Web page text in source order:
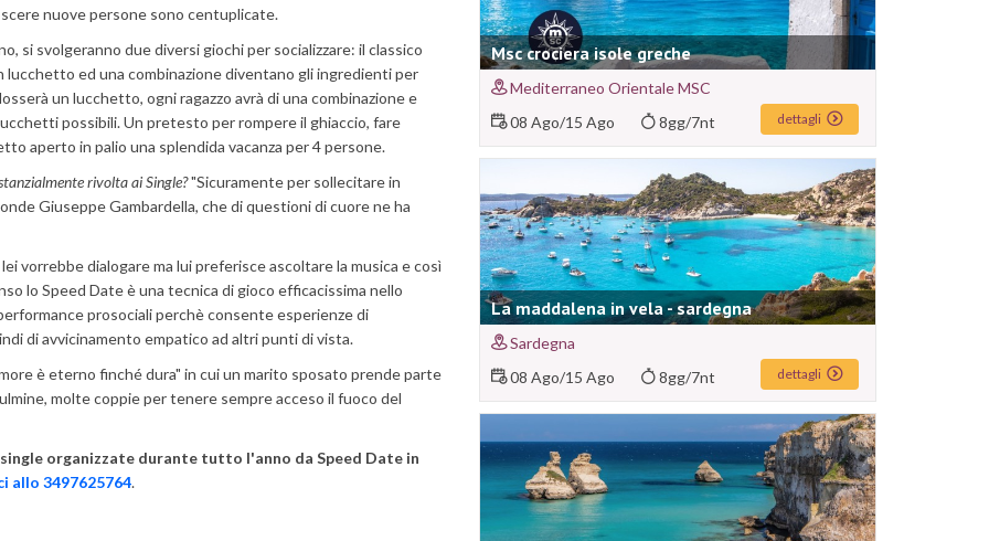
nuove persone sono centuplicate.
si svolgeranno due diversi giochi per socializzare: il classico
lucchetto ed una combinazione diventano gli ingredienti per
un lucchetto, ogni ragazzo avrà di una combinazione e
possibili. Un pretesto per rompere il ghiaccio, fare
aperto in palio una splendida vacanza per 4 persone.
rivolta ai Single?"Sicuramente per sollecitare in
Giuseppe Gambardella, che di questioni di cuore ne ha
vorrebbe dialogare ma lui preferisce ascoltare la musica e così
lo Speed Date è una tecnica di gioco efficacissima nello
prosociali perchè consente esperienze di
di avvicinamento empatico ad altri punti di vista.
è eterno finché dura" in cui un marito sposato prende parte
molte coppie per tenere sempre acceso il fuoco del
organizzate durante tutto l'anno da Speed Date in
allo 3497625764.
Msc crociera isole greche
Mediterraneo Orientale MSC
08 Ago/15 Ago 8gg/7nt dettagli
La maddalena in vela - sardegna
Sardegna
08 Ago/15 Ago 8gg/7nt dettagli